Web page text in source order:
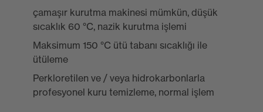
çamaşır kurutma makinesi mümkün, düşük
sıcaklık 60 °C, nazik kurutma işlemi
Maksimum 150 °C ütü tabanı sıcaklığı ile
ütüleme
Perkloretilen ve / veya hidrokarbonlarla
profesyonel kuru temizleme, normal işlem